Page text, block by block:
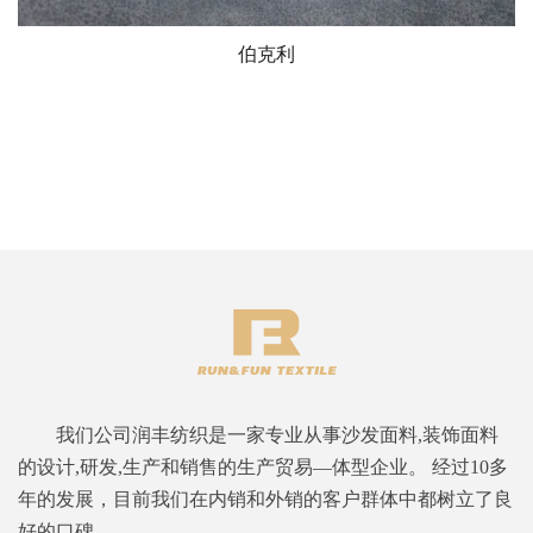
伯克利
我们公司润丰纺织是一家专业从事沙发面料,装饰面料
的设计,研发,生产和销售的生产贸易—体型企业。 经过10多
年的发展，目前我们在内销和外销的客户群体中都树立了良